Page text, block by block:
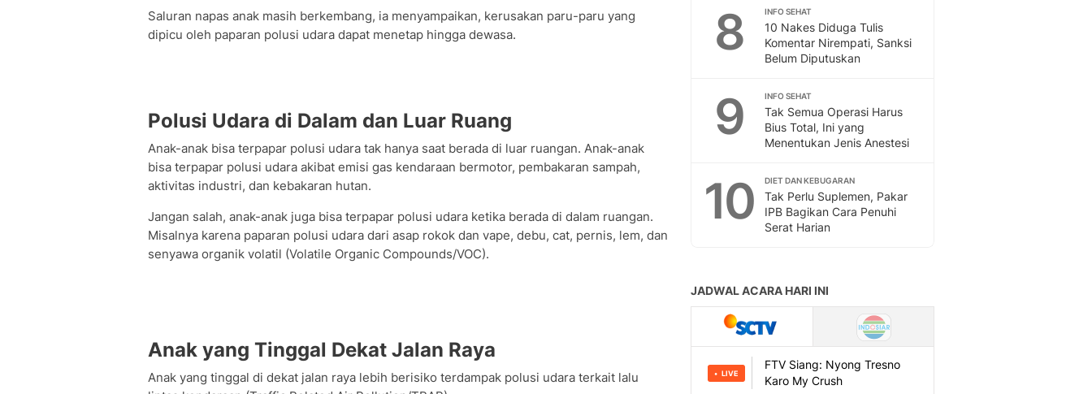
Saluran napas anak masih berkembang, ia menyampaikan, kerusakan paru-paru yang
dipicu oleh paparan polusi udara dapat menetap hingga dewasa.
Polusi Udara di Dalam dan Luar Ruang
Anak-anak bisa terpapar polusi udara tak hanya saat berada di luar ruangan. Anak-anak
bisa terpapar polusi udara akibat emisi gas kendaraan bermotor, pembakaran sampah,
aktivitas industri, dan kebakaran hutan.
Jangan salah, anak-anak juga bisa terpapar polusi udara ketika berada di dalam ruangan.
Misalnya karena paparan polusi udara dari asap rokok dan vape, debu, cat, pernis, lem, dan
senyawa organik volatil (Volatile Organic Compounds/VOC).
Anak yang Tinggal Dekat Jalan Raya
Anak yang tinggal di dekat jalan raya lebih berisiko terdampak polusi udara terkait lalu
8 INFO SEHAT
10 Nakes Diduga Tulis
Komentar Nirempati, Sanksi
Belum Diputuskan
9 INFO SEHAT
Tak Semua Operasi Harus
Bius Total, Ini yang
Menentukan Jenis Anestesi
10 DIET DAN KEBUGARAN
Tak Perlu Suplemen, Pakar
IPB Bagikan Cara Penuhi
Serat Harian